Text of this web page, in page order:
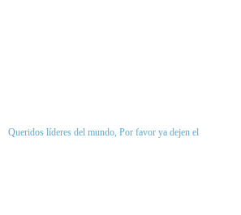
Queridos líderes del mundo, Por favor ya dejen el